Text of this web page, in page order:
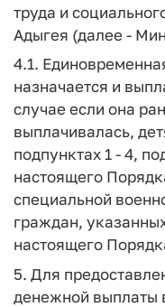
труда и
Адыгея (далее -
4.1.
назначается и
случае если она
выплачивалась,
подпунктах 1 - 4,
настоящего
специальной
граждан,
настоящего
5. Для
денежной выплаты